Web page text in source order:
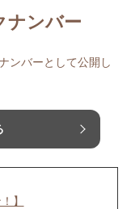
ナンバー
ンバーとして公開し
】